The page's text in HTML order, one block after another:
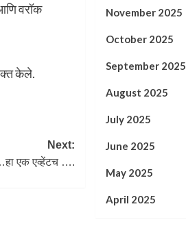
वरॉक
केले.
Next:
एक एव्हेंटच ….
November 2025
October 2025
September 2025
August 2025
July 2025
June 2025
May 2025
April 2025